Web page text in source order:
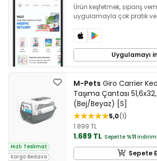
Ürün keşfetmek, sipariş
uygulamayla çok pratik ve
Uygulamayı
Hızlı Teslimat
Kargo Bedava
M-Pets Giro Carrier
Taşıma Çantası
(Bej/Beyaz) [S]
5,0 1
1.899 TL
1.689 TL Sepette %11
Sepete